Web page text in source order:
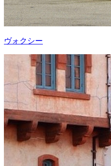
ヴォクシー